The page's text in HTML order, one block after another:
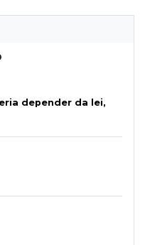
depender da lei,